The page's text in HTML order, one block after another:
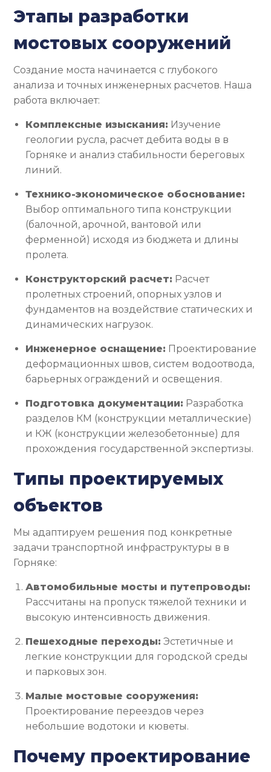
Этапы разработки
мостовых сооружений
Создание моста начинается с глубокого
анализа и точных инженерных расчетов. Наша
работа включает:
Комплексные изыскания: Изучение
геологии русла, расчет дебита воды в в
Горняке и анализ стабильности береговых
линий.
Технико-экономическое обоснование:
Выбор оптимального типа конструкции
(балочной, арочной, вантовой или
ферменной) исходя из бюджета и длины
пролета.
Конструкторский расчет: Расчет
пролетных строений, опорных узлов и
фундаментов на воздействие статических и
динамических нагрузок.
Инженерное оснащение: Проектирование
деформационных швов, систем водоотвода,
барьерных ограждений и освещения.
Подготовка документации: Разработка
разделов КМ (конструкции металлические)
и КЖ (конструкции железобетонные) для
прохождения государственной экспертизы.
Типы проектируемых
объектов
Мы адаптируем решения под конкретные
задачи транспортной инфраструктуры в в
Горняке:
Автомобильные мосты и путепроводы:
Рассчитаны на пропуск тяжелой техники и
высокую интенсивность движения.
Пешеходные переходы: Эстетичные и
легкие конструкции для городской среды
и парковых зон.
Малые мостовые сооружения:
Проектирование переездов через
небольшие водотоки и кюветы.
Почему проектирование